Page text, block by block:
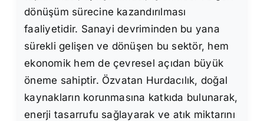
dönüşüm sürecine kazandırılması
faaliyetidir. Sanayi devriminden bu yana
sürekli gelişen ve dönüşen bu sektör, hem
ekonomik hem de çevresel açıdan büyük
öneme sahiptir. Özvatan Hurdacılık, doğal
kaynakların korunmasına katkıda bulunarak,
enerji tasarrufu sağlayarak ve atık miktarını